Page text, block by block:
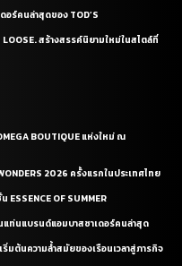
อร์คนล่าสุดของ TOD’S
สร้างสรรค์นิยามใหม่ในสไตล์ที่
BOUTIQUE แห่งใหม่ ณ
2026 ครั้งแรกในประเทศไทย
OF SUMMER
แท่นแบรนด์แอมบาสซาเดอร์คนล่าสุด
เริ่มต้นความล้ำสมัยของเรือนเวลาสู่ภารกิจ